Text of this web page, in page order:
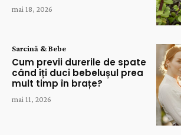
mai 18, 2026
Sarcină & Bebe
Cum previi durerile de spate
când îți duci bebelușul prea
mult timp în brațe?
mai 11, 2026